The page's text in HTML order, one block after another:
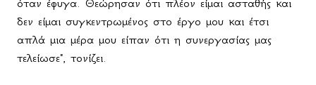
δεν είμαι συγκεντρωμένος στο έργο μου και έτσι
απλά μια μέρα μου είπαν ότι η συνεργασίας μας
τελείωσε", τονίζει.